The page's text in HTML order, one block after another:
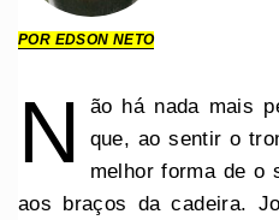
POR EDSON NETO
N
ão há nada mais
que, ao sentir o
melhor forma de o
aos braços da cadeira.